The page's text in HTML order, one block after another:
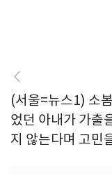
(서울=뉴스1) 소
었던 아내가 가출
지 않는다며 고민